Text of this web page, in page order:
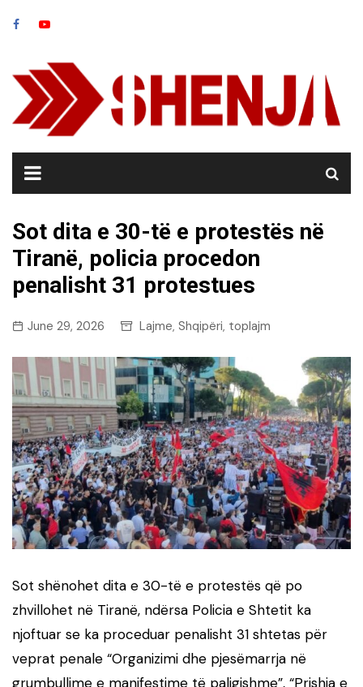
Sot dita e 30-të e protestës në
Tiranë, policia procedon
penalisht 31 protestues
June 29, 2026 Lajme, Shqipëri, toplajm
Sot shënohet dita e 30-të e protestës që po
zhvillohet në Tiranë, ndërsa Policia e Shtetit ka
njoftuar se ka proceduar penalisht 31 shtetas për
veprat penale “Organizimi dhe pjesëmarrja në
grumbullime e manifestime të paligjshme”, “Prishja e